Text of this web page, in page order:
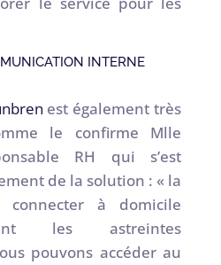
INTERNE
est également très
le confirme Mlle
RH qui s’est
de la solution : « la
à domicile
les astreintes
pouvons accéder au